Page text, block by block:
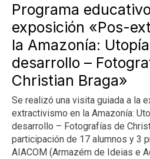
Programa
exposición «Pos-
la Amazonía:
desarrollo –
Christian Braga»
Se realizó una visita guiada a la
extractivismo en la Amazonía:
desarrollo – Fotografías de
participación de 17 alumnos y 3
AIACOM (Armazém de Ideias e